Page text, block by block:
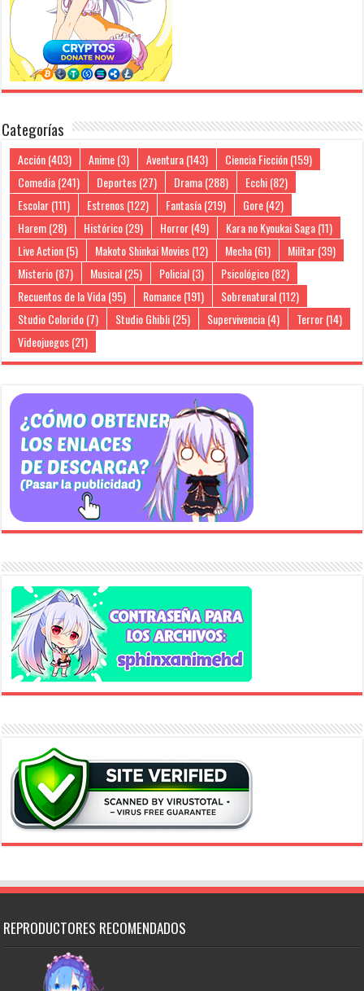
Categorías
Acción(403) Anime(3) Aventura(143) Ciencia Ficción(159)
Comedia(241) Deportes(27) Drama(288) Ecchi(82)
Escolar(111) Estrenos(122) Fantasía(219) Gore(42)
Harem(28) Histórico(29) Horror(49) Kara no Kyoukai Saga(11)
Live Action(5) Makoto Shinkai Movies(12) Mecha(61) Militar(39)
Misterio(87) Musical(25) Policial(3) Psicológico(82)
Recuentos de la Vida(95) Romance(191) Sobrenatural(112)
Studio Colorido(7) Studio Ghibli(25) Supervivencia(4) Terror(14)
Videojuegos(21)
REPRODUCTORES RECOMENDADOS